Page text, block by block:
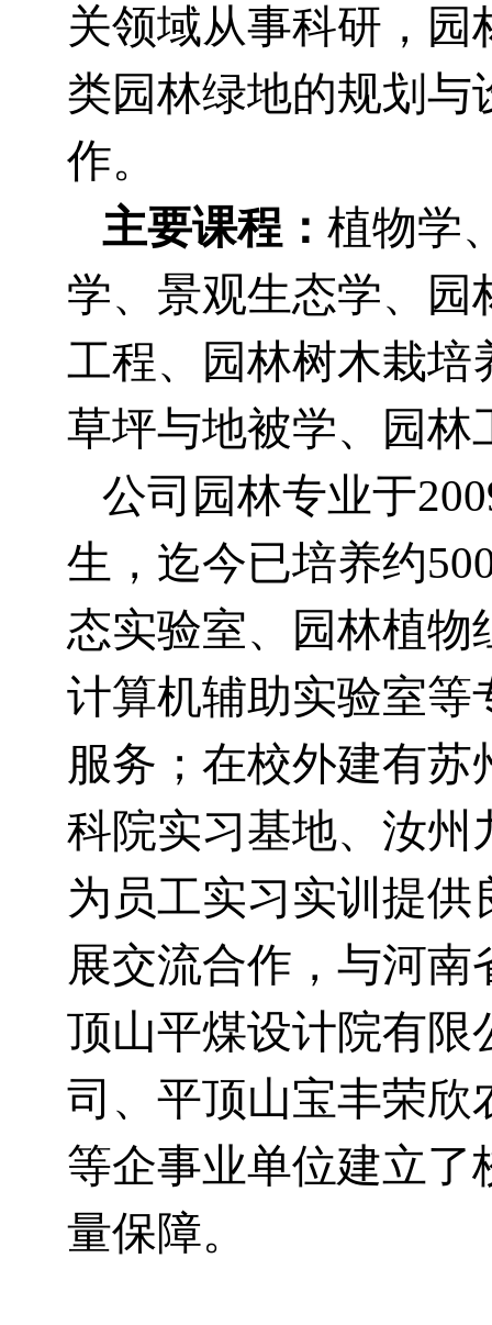
关领域从事科研，
类园林绿地的规划
作。
主要课程： 植物学
学、景观生态学、
工程、园林树木栽培
草坪与地被学、园林
公司园林专业于
生，迄今已培养约
态实验室、园林植
计算机辅助实验室等
服务；在校外建有
科院实习基地、汝州
为员工实习实训提
展交流合作，与河
顶山平煤设计院有限
司、平顶山宝丰荣欣
等企事业单位建立
量保障。